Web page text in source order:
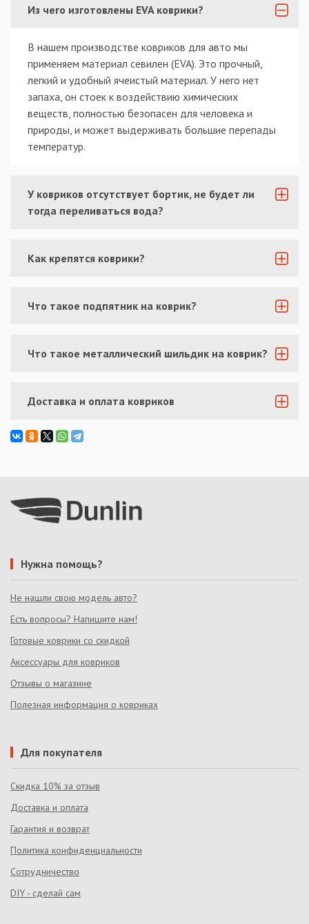
Из чего изготовлены EVA коврики?
В нашем производстве ковриков для авто мы
применяем материал севилен (EVA). Это прочный,
легкий и удобный ячеистый материал. У него нет
запаха, он стоек к воздействию химических
веществ, полностью безопасен для человека и
природы, и может выдерживать большие перепады
температур.
У ковриков отсутствует бортик, не будет ли
тогда переливаться вода?
Как крепятся коврики?
Что такое подпятник на коврик?
Что такое металлический шильдик на коврик?
Доставка и оплата ковриков
Нужна помощь?
Не нашли свою модель авто?
Есть вопросы? Напишите нам!
Готовые коврики со скидкой
Аксессуары для ковриков
Отзывы о магазине
Полезная информация о ковриках
Для покупателя
Скидка 10% за отзыв
Доставка и оплата
Гарантия и возврат
Политика конфиденциальности
Сотрудничество
DIY - сделай сам